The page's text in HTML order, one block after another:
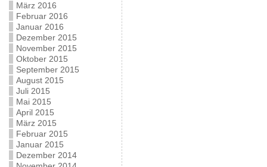
März 2016
Februar 2016
Januar 2016
Dezember 2015
November 2015
Oktober 2015
September 2015
August 2015
Juli 2015
Mai 2015
April 2015
März 2015
Februar 2015
Januar 2015
Dezember 2014